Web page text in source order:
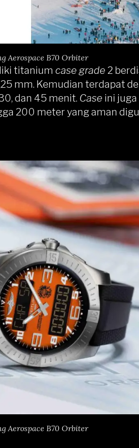
Aerospace B70 Orbiter
titanium case grade 2
mm. Kemudian terdapat
dan 45 menit. Case ini
200 meter yang aman
Aerospace B70 Orbiter